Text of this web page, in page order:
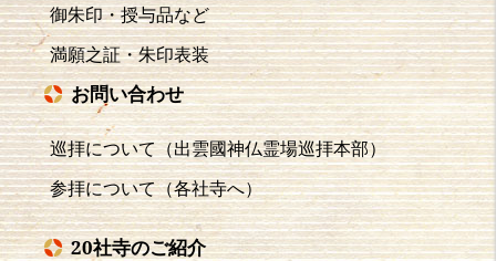
御朱印・授与品など
満願之証・朱印表装
お問い合わせ
巡拝について（出雲國神仏霊場巡拝本部）
参拝について（各社寺へ）
20社寺のご紹介